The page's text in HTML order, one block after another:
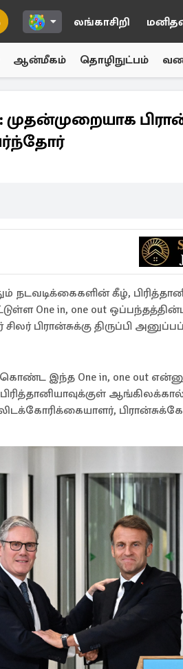
லங்காசிறி
ஆன்மீகம் தொழிநுட்பம்
முதன்முறையாக
நடவடிக்கைகளின் கீழ்,
One in, one out
பிரான்சுக்கு திருப்பி
இந்த One in, one out
பிரான்சுக்கே